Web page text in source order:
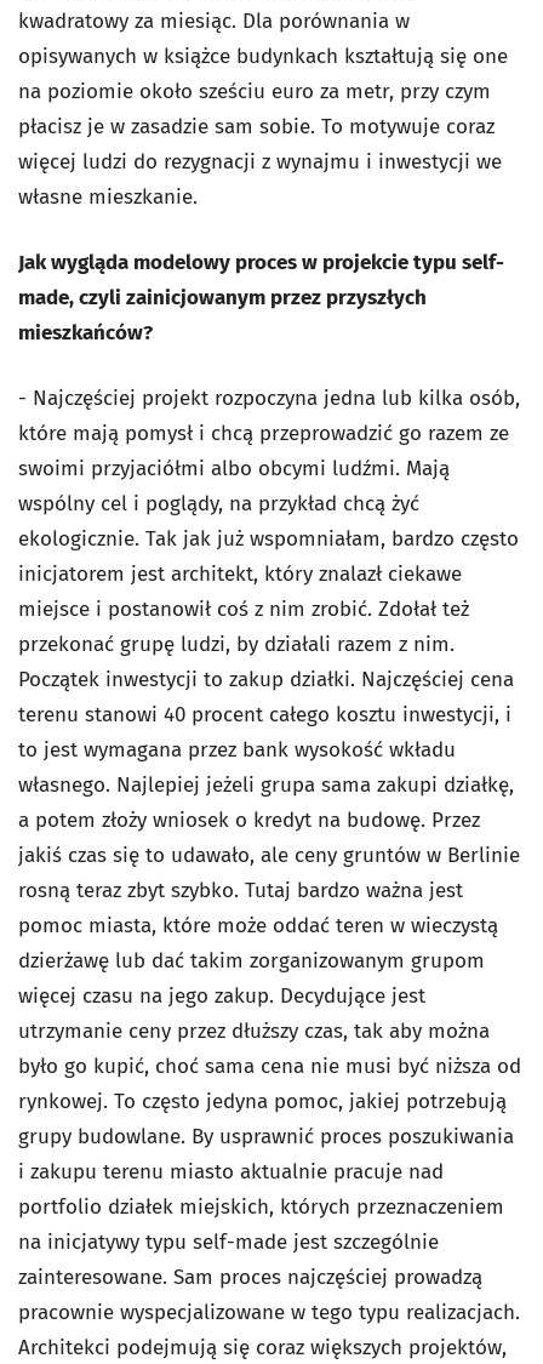
kwadratowy za miesiąc. Dla porównania w
opisywanych w książce budynkach kształtują się one
na poziomie około sześciu euro za metr, przy czym
płacisz je w zasadzie sam sobie. To motywuje coraz
więcej ludzi do rezygnacji z wynajmu i inwestycji we
własne mieszkanie.
Jak wygląda modelowy proces w projekcie typu self-
made, czyli zainicjowanym przez przyszłych
mieszkańców?
- Najczęściej projekt rozpoczyna jedna lub kilka osób,
które mają pomysł i chcą przeprowadzić go razem ze
swoimi przyjaciółmi albo obcymi ludźmi. Mają
wspólny cel i poglądy, na przykład chcą żyć
ekologicznie. Tak jak już wspomniałam, bardzo często
inicjatorem jest architekt, który znalazł ciekawe
miejsce i postanowił coś z nim zrobić. Zdołał też
przekonać grupę ludzi, by działali razem z nim.
Początek inwestycji to zakup działki. Najczęściej cena
terenu stanowi 40 procent całego kosztu inwestycji, i
to jest wymagana przez bank wysokość wkładu
własnego. Najlepiej jeżeli grupa sama zakupi działkę,
a potem złoży wniosek o kredyt na budowę. Przez
jakiś czas się to udawało, ale ceny gruntów w Berlinie
rosną teraz zbyt szybko. Tutaj bardzo ważna jest
pomoc miasta, które może oddać teren w wieczystą
dzierżawę lub dać takim zorganizowanym grupom
więcej czasu na jego zakup. Decydujące jest
utrzymanie ceny przez dłuższy czas, tak aby można
było go kupić, choć sama cena nie musi być niższa od
rynkowej. To często jedyna pomoc, jakiej potrzebują
grupy budowlane. By usprawnić proces poszukiwania
i zakupu terenu miasto aktualnie pracuje nad
portfolio działek miejskich, których przeznaczeniem
na inicjatywy typu self-made jest szczególnie
zainteresowane. Sam proces najczęściej prowadzą
pracownie wyspecjalizowane w tego typu realizacjach.
Architekci podejmują się coraz większych projektów,